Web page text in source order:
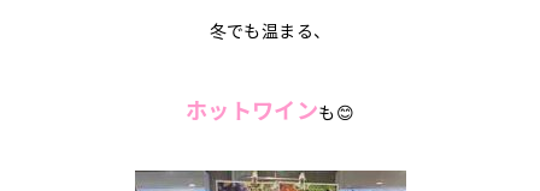
冬でも温まる、
ホットワインも😊